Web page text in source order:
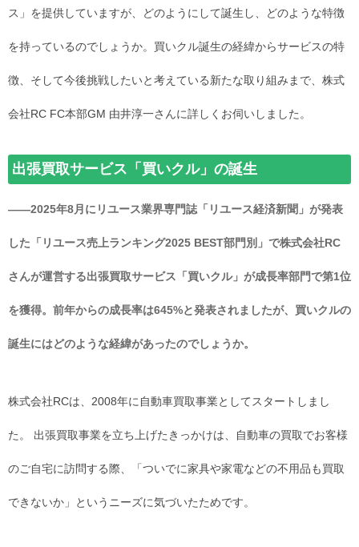
ス」を提供していますが、どのようにして誕生し、どのような特徴
を持っているのでしょうか。買いクル誕生の経緯からサービスの特
徴、そして今後挑戦したいと考えている新たな取り組みまで、株式
会社RC FC本部GM 由井淳一さんに詳しくお伺いしました。
出張買取サービス「買いクル」の誕生
――2025年8月にリユース業界専門誌「リユース経済新聞」が発表
した「リユース売上ランキング2025 BEST部門別」で株式会社RC
さんが運営する出張買取サービス「買いクル」が成長率部門で第1位
を獲得。前年からの成長率は645%と発表されましたが、買いクルの
誕生にはどのような経緯があったのでしょうか。
株式会社RCは、2008年に自動車買取事業としてスタートしまし
た。 出張買取事業を立ち上げたきっかけは、自動車の買取でお客様
のご自宅に訪問する際、「ついでに家具や家電などの不用品も買取
できないか」というニーズに気づいたためです。